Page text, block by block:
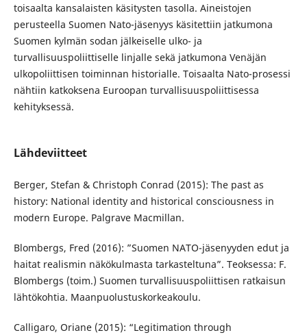
toisaalta kansalaisten käsitysten tasolla. Aineistojen
perusteella Suomen Nato-jäsenyys käsitettiin jatkumona
Suomen kylmän sodan jälkeiselle ulko- ja
turvallisuuspoliittiselle linjalle sekä jatkumona Venäjän
ulkopoliittisen toiminnan historialle. Toisaalta Nato-prosessi
nähtiin katkoksena Euroopan turvallisuuspoliittisessa
kehityksessä.
Lähdeviitteet
Berger, Stefan & Christoph Conrad (2015): The past as
history: National identity and historical consciousness in
modern Europe. Palgrave Macmillan.
Blombergs, Fred (2016): ”Suomen NATO-jäsenyyden edut ja
haitat realismin näkökulmasta tarkasteltuna”. Teoksessa: F.
Blombergs (toim.) Suomen turvallisuuspoliittisen ratkaisun
lähtökohtia. Maanpuolustuskorkeakoulu.
Calligaro, Oriane (2015): “Legitimation through